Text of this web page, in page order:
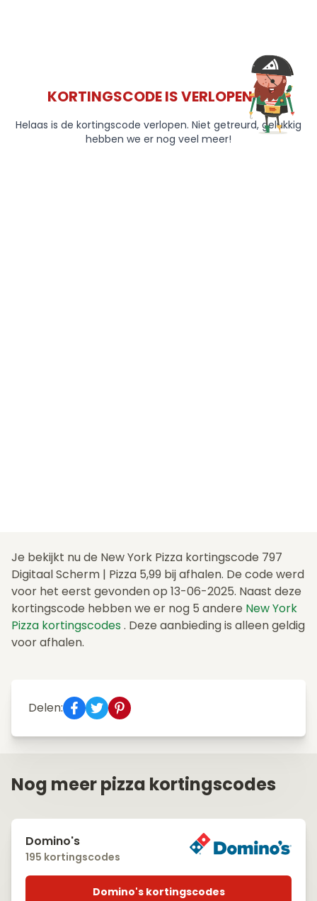
KORTINGSCODE IS VERLOPEN 😞
Helaas is de kortingscode verlopen. Niet getreurd, gelukkig
hebben we er nog veel meer!
Je bekijkt nu de New York Pizza kortingscode 797
Digitaal Scherm | Pizza 5,99 bij afhalen. De code werd
voor het eerst gevonden op 13-06-2025. Naast deze
kortingscode hebben we er nog 5 andere New York
Pizza kortingscodes . Deze aanbieding is alleen geldig
voor afhalen.
Delen:
Nog meer pizza kortingscodes
Domino's
195 kortingscodes
Domino's kortingscodes